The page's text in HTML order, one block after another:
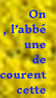
l’abbé
une
de
cette